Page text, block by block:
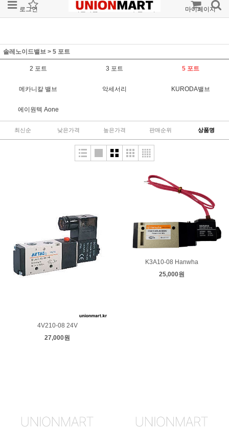
로그인 회원가입 주문조회 마이페이지
솔레노이드밸브 > 5 포트
2 포트 3 포트 5 포트
메카니칼 밸브 악세서리 KURODA밸브
에이원텍 Aone
최신순 낮은가격 높은가격 판매순위 상품명
4V210-08 24V
27,000원
K3A10-08 Hanwha
25,000원